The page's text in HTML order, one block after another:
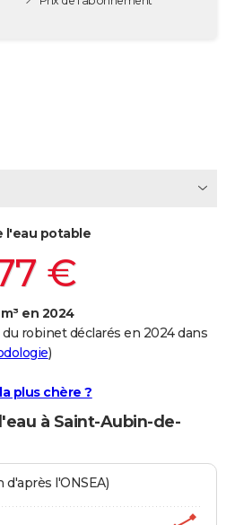
l'eau potable
€
en 2024
robinet déclarés en 2024 dans
)
plus chère ?
à Saint-Aubin-de-
l'ONSEA)